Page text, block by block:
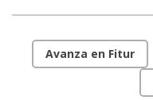
Avanza en Fitur